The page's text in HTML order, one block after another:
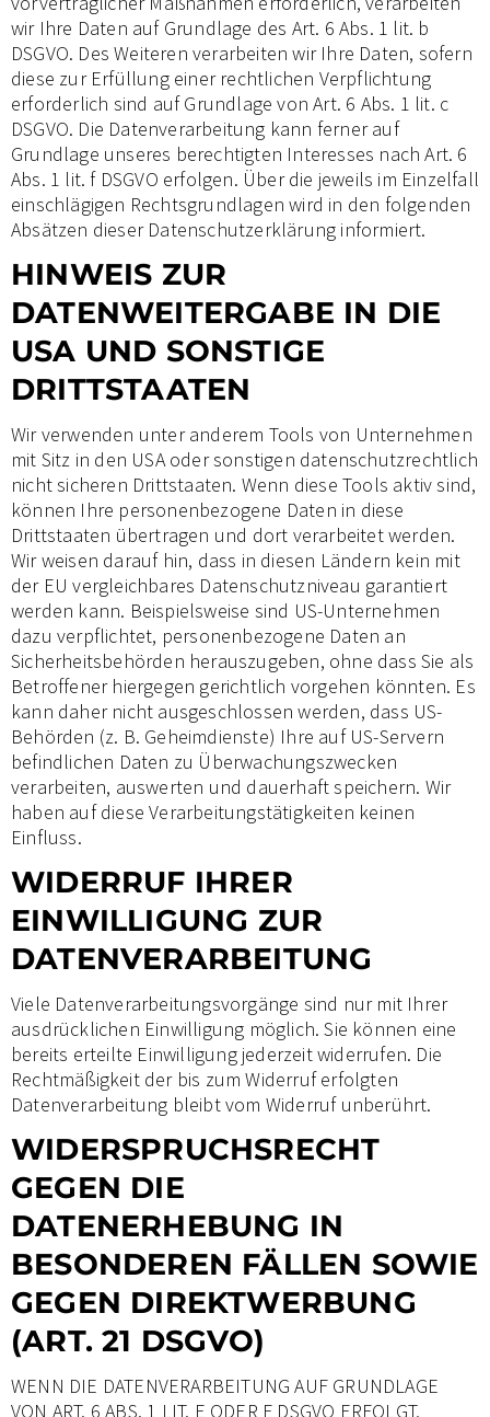
wir Ihre Daten auf Grundlage des Art. 6 Abs. 1 lit. b
DSGVO. Des Weiteren verarbeiten wir Ihre Daten, sofern
diese zur Erfüllung einer rechtlichen Verpflichtung
erforderlich sind auf Grundlage von Art. 6 Abs. 1 lit. c
DSGVO. Die Datenverarbeitung kann ferner auf
Grundlage unseres berechtigten Interesses nach Art. 6
Abs. 1 lit. f DSGVO erfolgen. Über die jeweils im Einzelfall
einschlägigen Rechtsgrundlagen wird in den folgenden
Absätzen dieser Datenschutzerklärung informiert.
HINWEIS ZUR
DATENWEITERGABE IN DIE
USA UND SONSTIGE
DRITTSTAATEN
Wir verwenden unter anderem Tools von Unternehmen
mit Sitz in den USA oder sonstigen datenschutzrechtlich
nicht sicheren Drittstaaten. Wenn diese Tools aktiv sind,
können Ihre personenbezogene Daten in diese
Drittstaaten übertragen und dort verarbeitet werden.
Wir weisen darauf hin, dass in diesen Ländern kein mit
der EU vergleichbares Datenschutzniveau garantiert
werden kann. Beispielsweise sind US-Unternehmen
dazu verpflichtet, personenbezogene Daten an
Sicherheitsbehörden herauszugeben, ohne dass Sie als
Betroffener hiergegen gerichtlich vorgehen könnten. Es
kann daher nicht ausgeschlossen werden, dass US-
Behörden (z. B. Geheimdienste) Ihre auf US-Servern
befindlichen Daten zu Überwachungszwecken
verarbeiten, auswerten und dauerhaft speichern. Wir
haben auf diese Verarbeitungstätigkeiten keinen
Einfluss.
WIDERRUF IHRER
EINWILLIGUNG ZUR
DATENVERARBEITUNG
Viele Datenverarbeitungsvorgänge sind nur mit Ihrer
ausdrücklichen Einwilligung möglich. Sie können eine
bereits erteilte Einwilligung jederzeit widerrufen. Die
Rechtmäßigkeit der bis zum Widerruf erfolgten
Datenverarbeitung bleibt vom Widerruf unberührt.
WIDERSPRUCHSRECHT
GEGEN DIE
DATENERHEBUNG IN
BESONDEREN FÄLLEN SOWIE
GEGEN DIREKTWERBUNG
(ART. 21 DSGVO)
WENN DIE DATENVERARBEITUNG AUF GRUNDLAGE
VON ART. 6 ABS. 1 LIT. E ODER F DSGVO ERFOLGT,